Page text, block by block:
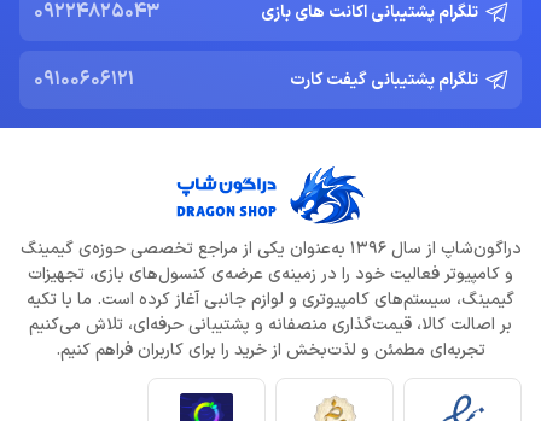
تلگرام پشتیبانی اکانت های بازی 09224825043
تلگرام پشتیبانی گیفت کارت 09100606121
دراگون‌شاپ از سال 1396 به‌عنوان یکی از مراجع تخصصی حوزه‌ی گیمینگ
و کامپیوتر فعالیت خود را در زمینه‌ی عرضه‌ی کنسول‌های بازی، تجهیزات
گیمینگ، سیستم‌های کامپیوتری و لوازم جانبی آغاز کرده است. ما با تکیه
بر اصالت کالا، قیمت‌گذاری منصفانه و پشتیبانی حرفه‌ای، تلاش می‌کنیم
تجربه‌ای مطمئن و لذت‌بخش از خرید را برای کاربران فراهم کنیم.